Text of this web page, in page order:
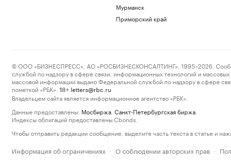
Мурманск
Приморский край
© ООО «БИЗНЕСПРЕСС», АО «РОСБИЗНЕСКОНСАЛТИНГ», 1995–2026.
службой по надзору в сфере связи, информационных технологий и
массовой информации выдано Федеральной службой по надзору в сфере
пометкой «РБК».
18+ letters@rbc.ru
Владельцем сайта является информационное агентство «РБК».
Данные предоставлены: Мосбиржа Санкт-Петербургская биржа
Индексы облигаций предоставлены Cbonds.
Чтобы отправить редакции сообщение, выделите часть текста в статье и
Информация об ограничениях · О соблюдении авторских прав ·